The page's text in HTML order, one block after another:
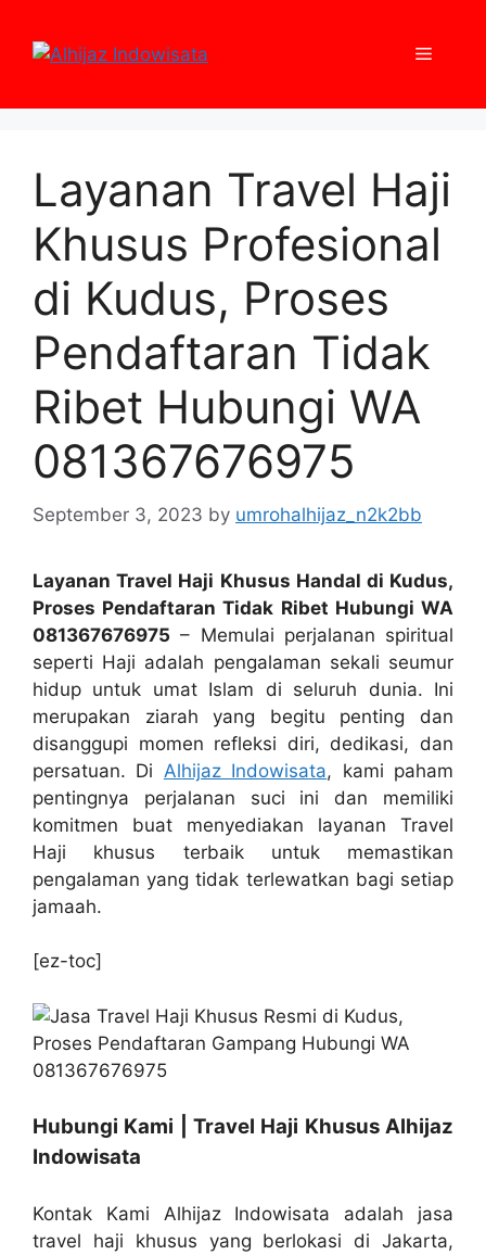
content
Menu
Layanan Travel Haji
Khusus Profesional
di Kudus, Proses
Pendaftaran Tidak
Ribet Hubungi WA
081367676975
September 3, 2023 by umrohalhijaz_n2k2bb
Layanan Travel Haji Khusus Handal di Kudus,
Proses Pendaftaran Tidak Ribet Hubungi WA
081367676975 – Memulai perjalanan spiritual
seperti Haji adalah pengalaman sekali seumur
hidup untuk umat Islam di seluruh dunia. Ini
merupakan ziarah yang begitu penting dan
disanggupi momen refleksi diri, dedikasi, dan
persatuan. Di Alhijaz Indowisata, kami paham
pentingnya perjalanan suci ini dan memiliki
komitmen buat menyediakan layanan Travel
Haji khusus terbaik untuk memastikan
pengalaman yang tidak terlewatkan bagi setiap
jamaah.
[ez-toc]
Hubungi Kami | Travel Haji Khusus Alhijaz
Indowisata
Kontak Kami Alhijaz Indowisata adalah jasa
travel haji khusus yang berlokasi di Jakarta,